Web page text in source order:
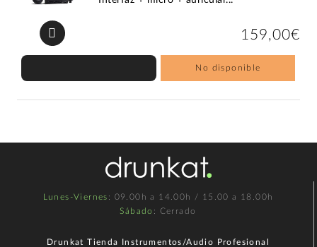
159,00€
No disponible
Lunes-Viernes : 09.00h a 14.00h / 15.00 a 18.00h
Sábado : Cerrado
Drunkat Tienda Instrumentos/Audio Profesional